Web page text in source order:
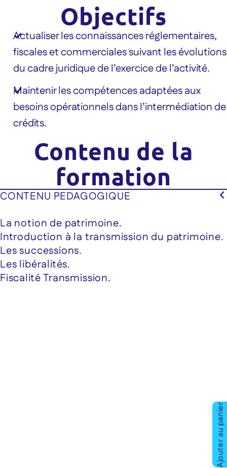
Ajouter au panier
Objectifs
Actualiser les connaissances réglementaires,
fiscales et commerciales suivant les évolutions
du cadre juridique de l’exercice de l’activité.
Maintenir les compétences adaptées aux
besoins opérationnels dans l’intermédiation de
crédits.
Contenu de la
formation
CONTENU PEDAGOGIQUE
La notion de patrimoine.
Introduction à la transmission du patrimoine.
Les successions.
Les libéralités.
Fiscalité Transmission.